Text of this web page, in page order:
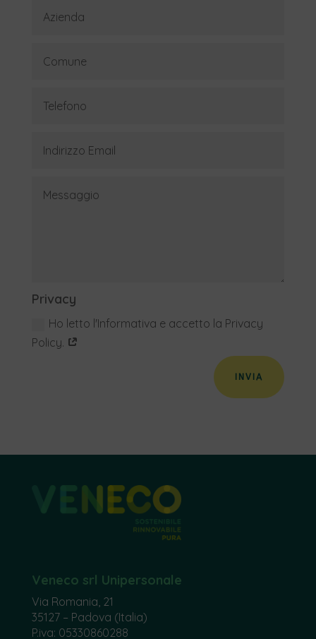
Privacy
Ho letto l'Informativa e accetto la Privacy
Policy.
INVIA
Veneco srl Unipersonale
Via Romania, 21
35127 – Padova (Italia)
P.iva: 05330860288